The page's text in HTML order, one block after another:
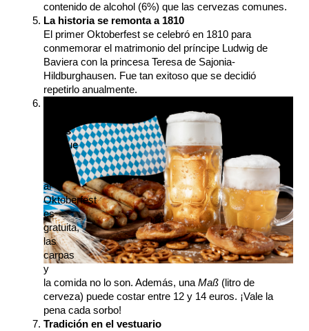
contenido de alcohol (6%) que las cervezas comunes.
La historia se remonta a 1810
El primer Oktoberfest se celebró en 1810 para
conmemorar el matrimonio del príncipe Ludwig de
Baviera con la princesa Teresa de Sajonia-
Hildburghausen. Fue tan exitoso que se decidió
repetirlo anualmente.
gratis
Aunque
entrada
al
Oktoberfest
es
gratuita,
las
carpas
y
la comida no lo son. Además, una Maß (litro de
cerveza) puede costar entre 12 y 14 euros. ¡Vale la
pena cada sorbo!
Tradición en el vestuario